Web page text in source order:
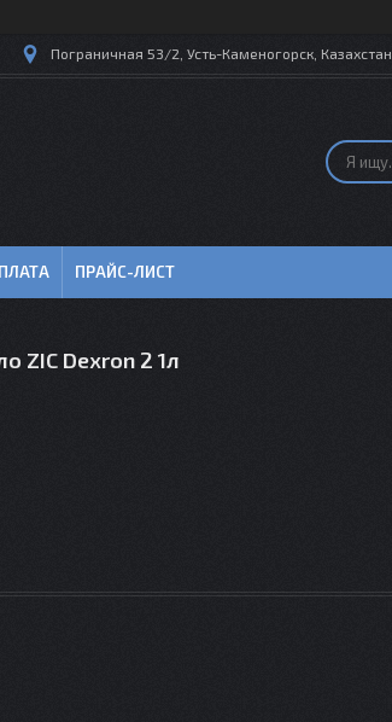
Пограничная 53/2, Усть-Каменогорск, Казахстан
ПРАЙС-ЛИСТ
ZIC Dexron 2 1л